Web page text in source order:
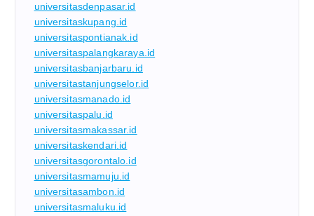
universitasdenpasar.id
universitaskupang.id
universitaspontianak.id
universitaspalangkaraya.id
universitasbanjarbaru.id
universitastanjungselor.id
universitasmanado.id
universitaspalu.id
universitasmakassar.id
universitaskendari.id
universitasgorontalo.id
universitasmamuju.id
universitasambon.id
universitasmaluku.id